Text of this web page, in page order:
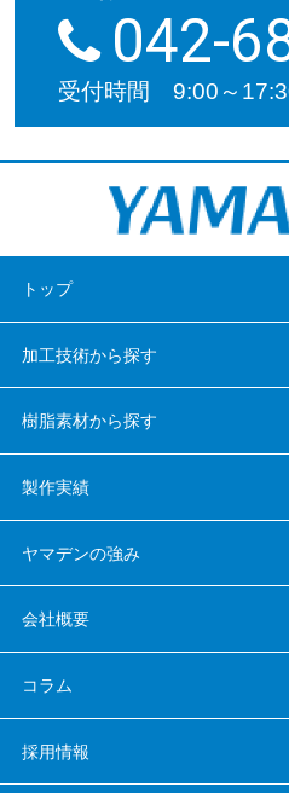
042-
受付時間 9:00～
トップ
加工技術から探す
樹脂素材から探す
製作実績
ヤマデンの強み
会社概要
コラム
採用情報